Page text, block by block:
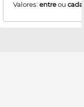
Valores: entreou